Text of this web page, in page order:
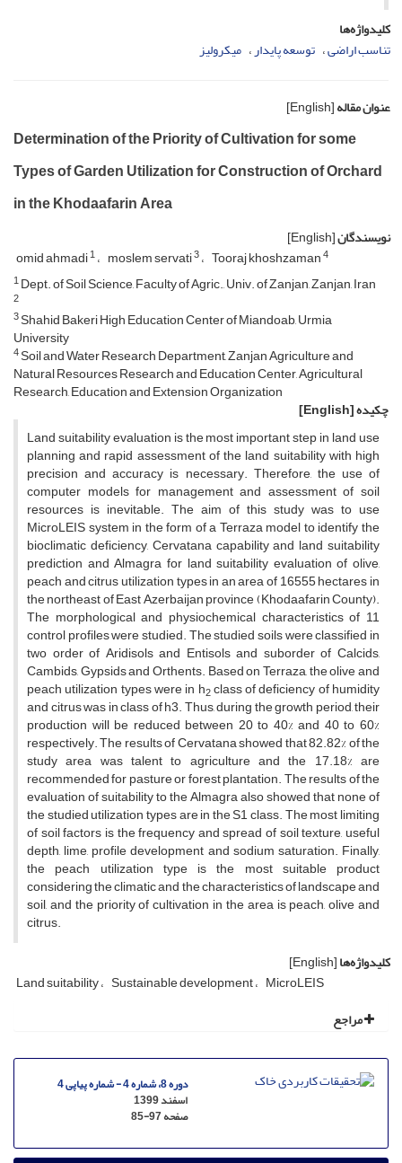
کلیدواژه‌ها
تناسب اراضی توسعه پایدار میکرولیز
عنوان مقاله[English]
Determination of the Priority of Cultivation for some
Types of Garden Utilization for Construction of Orchard
in the Khodaafarin Area
نویسندگان[English]
omid ahmadi1 moslem servati3 Tooraj khoshzaman4
1Dept. of Soil Science, Faculty of Agric., Univ. of Zanjan, Zanjan, Iran
2
3Shahid Bakeri High Education Center of Miandoab, Urmia
University
4Soil and Water Research Department, Zanjan Agriculture and
Natural Resources Research and Education Center, Agricultural
Research, Education and Extension Organization
چکیده[English]
Land suitability evaluation is the most important step in land use
planning and rapid assessment of the land suitability with high
precision and accuracy is necessary. Therefore, the use of
computer models for management and assessment of soil
resources is inevitable. The aim of this study was to use
MicroLEIS system in the form of a Terraza model to identify the
bioclimatic deficiency, Cervatana capability and land suitability
prediction and Almagra for land suitability evaluation of olive,
peach and citrus utilization types in an area of 16555 hectares in
the northeast of East Azerbaijan province (Khodaafarin County).
The morphological and physiochemical characteristics of 11
control profiles were studied. The studied soils were classified in
two order of Aridisols and Entisols and suborder of Calcids,
Cambids, Gypsids and Orthents. Based on Terraza, the olive and
peach utilization types were in h2class of deficiency of humidity
and citrus was in class of h3. Thus, during the growth period, their
production will be reduced between 20 to 40% and 40 to 60%
respectively. The results of Cervatana showed that 82.82% of the
study area was talent to agriculture and the 17.18% are
recommended for pasture or forest plantation. The results of the
evaluation of suitability to the Almagra also showed that none of
the studied utilization types are in the S1 class. The most limiting
of soil factors is the frequency and spread of soil texture, useful
depth, lime, profile development and sodium saturation. Finally,
the peach utilization type is the most suitable product
considering the climatic and the characteristics of landscape and
soil, and the priority of cultivation in the area is peach, olive and
citrus.
کلیدواژه‌ها[English]
Land suitability Sustainable development MicroLEIS
مراجع
دوره 8، شماره 4 - شماره پیاپی 4
اسفند 1399
صفحه85-97